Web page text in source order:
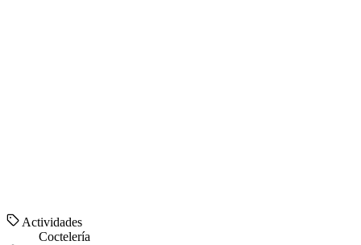
Actividades
Coctelería